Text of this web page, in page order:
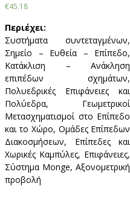
€45.18
Περιέχει:
Συστήματα συντεταγμένων,
Σημείο – Ευθεία – Επίπεδο,
Κατάκλιση – Ανάκληση
επιπέδων σχημάτων,
Πολυεδρικές Επιφάνειες και
Πολύεδρα, Γεωμετρικοί
Μετασχηματισμοί στο Επίπεδο
και το Χώρο, Ομάδες Επίπεδων
Διακοσμήσεων, Επίπεδες και
Χωρικές Καμπύλες, Επιφάνειες,
Σύστημα Μonge, Αξονομετρική
προβολή